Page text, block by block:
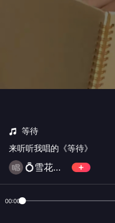
等待
来听听我唱的《等待》
💍雪花为你随缘
00:00